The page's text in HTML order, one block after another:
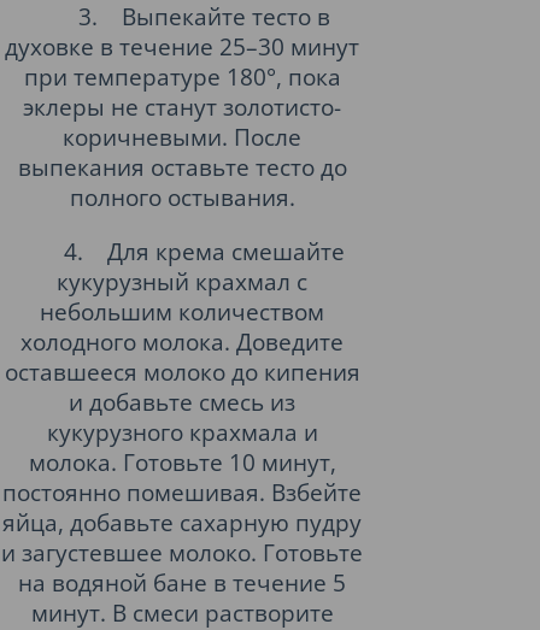
3.
Выпекайте тесто в
духовке в течение 25–30 минут
при температуре 180°, пока
эклеры не станут золотисто-
коричневыми. После
выпекания оставьте тесто до
полного остывания.
4.
Для крема смешайте
кукурузный крахмал с
небольшим количеством
холодного молока. Доведите
оставшееся молоко до кипения
и добавьте смесь из
кукурузного крахмала и
молока. Готовьте 10 минут,
постоянно помешивая. Взбейте
яйца, добавьте сахарную пудру
и загустевшее молоко. Готовьте
на водяной бане в течение 5
минут. В смеси растворите